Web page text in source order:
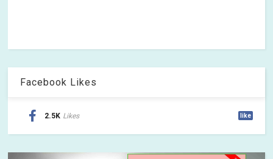
Facebook Likes
2.5K Likes like